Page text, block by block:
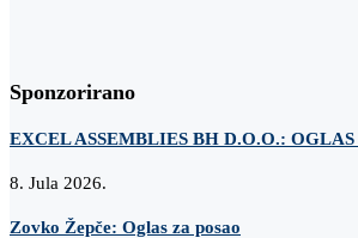
Sponzorirano
EXCEL ASSEMBLIES BH D.O.O.: OGLAS
8. Jula 2026.
Zovko Žepče: Oglas za posao